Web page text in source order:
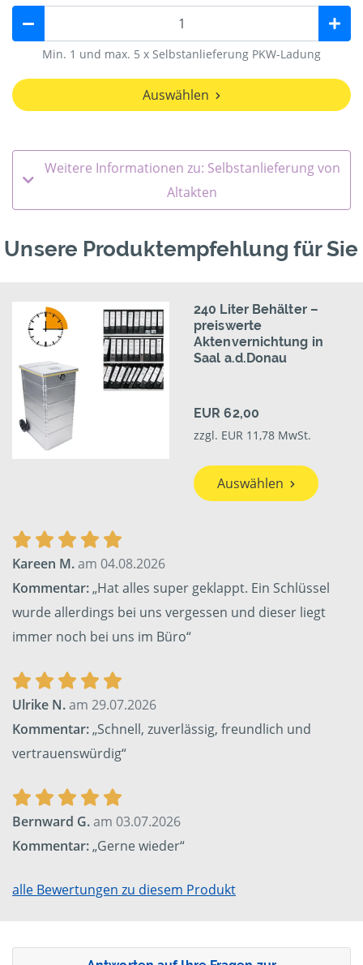
Min. 1 und max. 5 x Selbstanlieferung PKW-Ladung
Auswählen
Weitere Informationen zu: Selbstanlieferung von
Altakten
Unsere Produktempfehlung für Sie
240 Liter Behälter –
preiswerte
Aktenvernichtung in
Saal a.d.Donau
EUR 62,00
zzgl. EUR 11,78 MwSt.
Auswählen
Kareen M.am 04.08.2026
Kommentar:„Hat alles super geklappt. Ein Schlüssel
wurde allerdings bei uns vergessen und dieser liegt
immer noch bei uns im Büro“
Ulrike N.am 29.07.2026
Kommentar:„Schnell, zuverlässig, freundlich und
vertrauenswürdig“
Bernward G.am 03.07.2026
Kommentar:„Gerne wieder“
alle Bewertungen zu diesem Produkt